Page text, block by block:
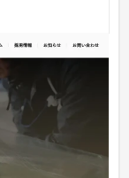
用土生産・
会社鹿沼興産の
作・マーケティ